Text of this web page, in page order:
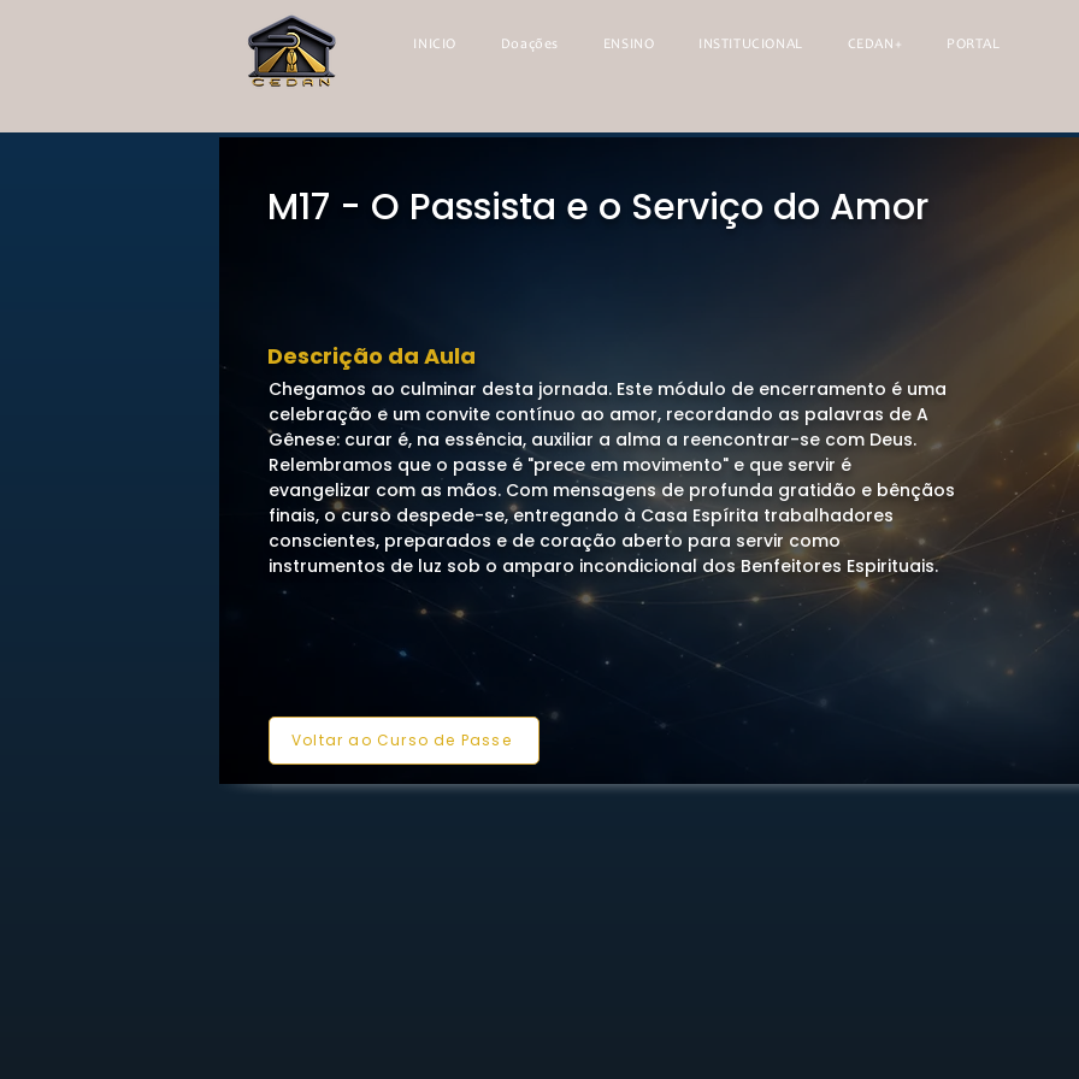
INICIO Doações ENSINO INSTITUCIONAL CEDAN+ PORTAL
M17 - O Passista e o Serviço do Amor
Descrição da Aula
Chegamos ao culminar desta jornada. Este módulo de encerramento é uma
celebração e um convite contínuo ao amor, recordando as palavras de A
Gênese: curar é, na essência, auxiliar a alma a reencontrar-se com Deus.
Relembramos que o passe é "prece em movimento" e que servir é
evangelizar com as mãos. Com mensagens de profunda gratidão e bênçãos
finais, o curso despede-se, entregando à Casa Espírita trabalhadores
conscientes, preparados e de coração aberto para servir como
instrumentos de luz sob o amparo incondicional dos Benfeitores Espirituais.
Voltar ao Curso de Passe